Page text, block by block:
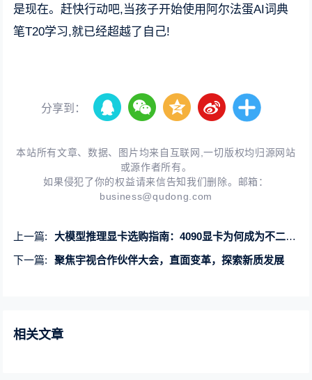
是现在。赶快行动吧,当孩子开始使用阿尔法蛋AI词典
笔T20学习,就已经超越了自己!
分享到：
本站所有文章、数据、图片均来自互联网,一切版权均归源网站
或源作者所有。
如果侵犯了你的权益请来信告知我们删除。邮箱：
business@qudong.com
上一篇:
大模型推理显卡选购指南：4090显卡为何成为不二之选
下一篇:
聚焦宇视合作伙伴大会，直面变革，探索新质发展
相关文章